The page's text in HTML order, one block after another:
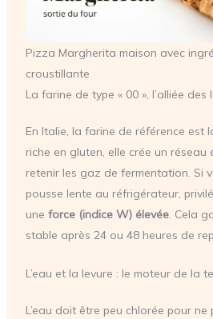
Pizza Margherita maison avec
croustillante
La farine de type « 00 », l’alliée
En Italie, la farine de référence est
riche en gluten, elle crée un
retenir les gaz de fermentation. Si
pousse lente au réfrigérateur,
une force (indice W) élevée. Cela
stable après 24 ou 48 heures de
L’eau et la levure : le moteur de la
L’eau doit être peu chlorée pour ne